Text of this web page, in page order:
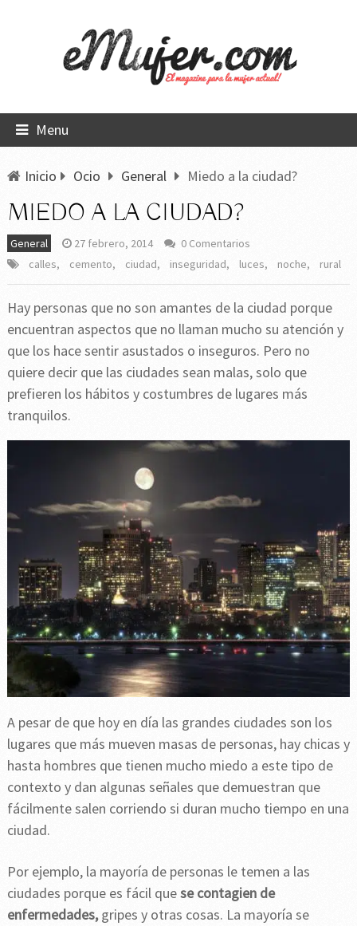
Menu
Inicio Ocio General Miedo a la ciudad?
MIEDO A LA CIUDAD?
General 27 febrero, 2014
0 Comentarios
calles, cemento, ciudad, inseguridad, luces, noche, rural
Hay personas que no son amantes de la ciudad porque
encuentran aspectos que no llaman mucho su atención y
que los hace sentir asustados o inseguros. Pero no
quiere decir que las ciudades sean malas, solo que
prefieren los hábitos y costumbres de lugares más
tranquilos.
A pesar de que hoy en día las grandes ciudades son los
lugares que más mueven masas de personas, hay chicas y
hasta hombres que tienen mucho miedo a este tipo de
contexto y dan algunas señales que demuestran que
fácilmente salen corriendo si duran mucho tiempo en una
ciudad.
Por ejemplo, la mayoría de personas le temen a las
ciudades porque es fácil quese contagien de
enfermedades,gripes y otras cosas. La mayoría se